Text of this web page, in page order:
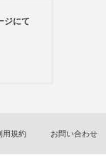
ジにて
用規約 お問い合わせ